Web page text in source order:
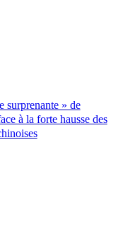
surprenante » de
à la forte hausse des